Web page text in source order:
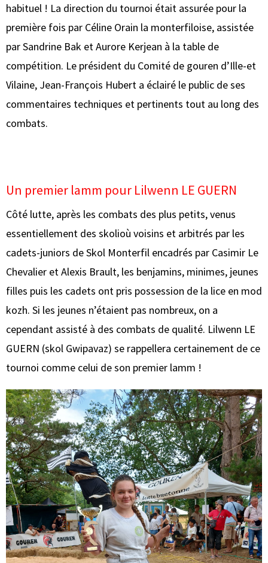
habituel ! La direction du tournoi était assurée pour la
première fois par Céline Orain la monterfiloise, assistée
par Sandrine Bak et Aurore Kerjean à la table de
compétition. Le président du Comité de gouren d’Ille-et
Vilaine, Jean-François Hubert a éclairé le public de ses
commentaires techniques et pertinents tout au long des
combats.
Un premier lamm pour Lilwenn LE GUERN
Côté lutte, après les combats des plus petits, venus
essentiellement des skolioù voisins et arbitrés par les
cadets-juniors de Skol Monterfil encadrés par Casimir Le
Chevalier et Alexis Brault, les benjamins, minimes, jeunes
filles puis les cadets ont pris possession de la lice en mod
kozh. Si les jeunes n’étaient pas nombreux, on a
cependant assisté à des combats de qualité. Lilwenn LE
GUERN (skol Gwipavaz) se rappellera certainement de ce
tournoi comme celui de son premier lamm !